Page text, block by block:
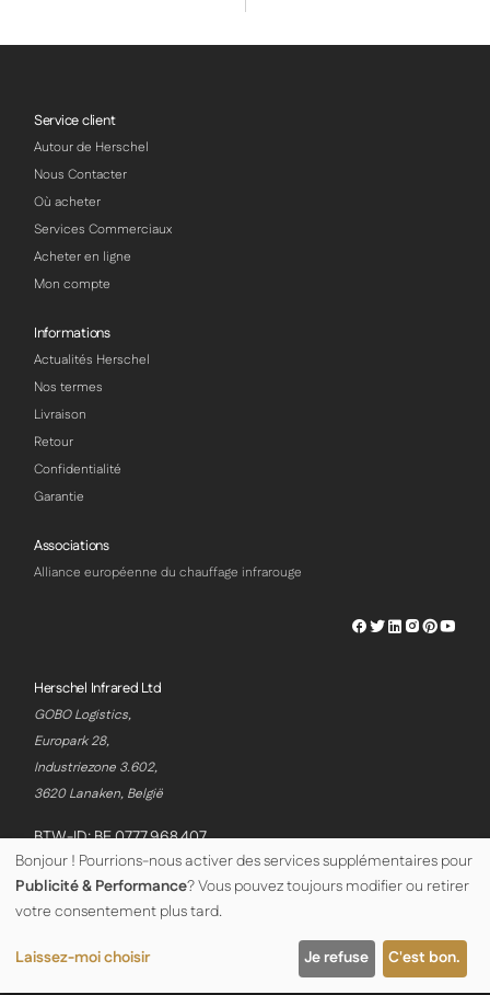
Service client
Autour de Herschel
Nous Contacter
Où acheter
Services Commerciaux
Acheter en ligne
Mon compte
Informations
Actualités Herschel
Nos termes
Livraison
Retour
Confidentialité
Garantie
Associations
Alliance européenne du chauffage infrarouge
Herschel
Herschel
Herschel
Herschel
Herschel
Herschel Infrared Ltd
GOBO Logistics,
Europark 28,
Industriezone 3.602,
3620 Lanaken, België
BTW-ID: BE 0777.968.407
© Copyright Herschel Infrared Ltd 2026
Bonjour ! Pourrions-nous activer des services supplémentaires pour
Publicité & Performance? Vous pouvez toujours modifier ou retirer
votre consentement plus tard.
Laissez-moi choisir Je refuse C'est bon.